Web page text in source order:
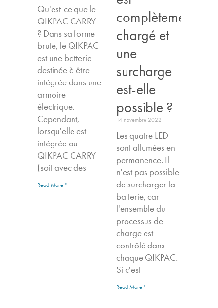
Qu'est-ce que le
QIKPAC CARRY
? Dans sa forme
brute, le QIKPAC
est une batterie
destinée à être
intégrée dans une
armoire
électrique.
Cependant,
lorsqu'elle est
intégrée au
QIKPAC CARRY
(soit avec des
Read More "
complètement
chargé et
une
surcharge
est-elle
possible ?
14 novembre 2022
Les quatre LED
sont allumées en
permanence. Il
n'est pas possible
de surcharger la
batterie, car
l'ensemble du
processus de
charge est
contrôlé dans
chaque QIKPAC.
Si c'est
Read More "